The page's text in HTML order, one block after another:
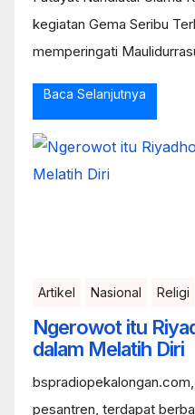
kegiatan Gema Seribu
memperingati
Baca Selanjutnya
Artikel Nasional Religi
Ngerowot itu
dalam Melatih Diri
pesantren, terdapat